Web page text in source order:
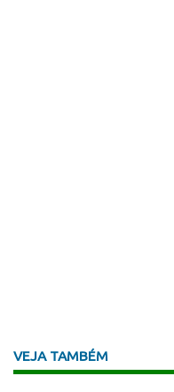
VEJA TAMBÉM